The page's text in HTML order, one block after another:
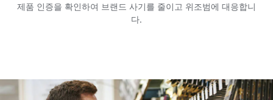
제품 인증을 확인하여 브랜드 사기를 줄이고 위조범에 대응합니
다.